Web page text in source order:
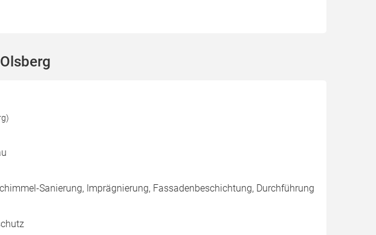
Sanierung, Imprägnierung, Fassadenbeschichtung, Durchführung